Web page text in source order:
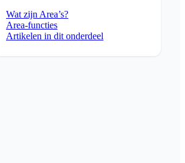
Wat zijn Area’s?
Area-functies
Artikelen in dit onderdeel